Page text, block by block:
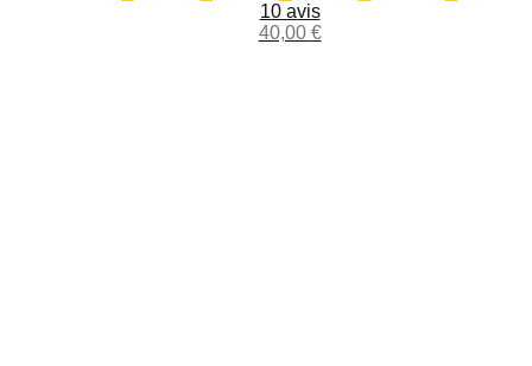
10 avis
40,00 €